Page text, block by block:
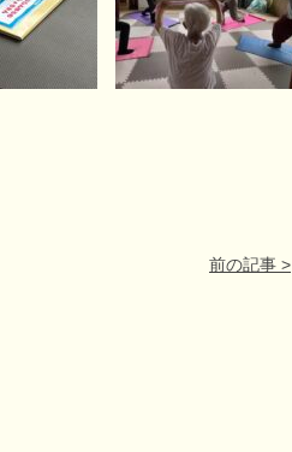
前の記事 >